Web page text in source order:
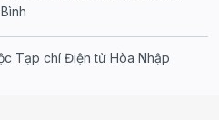
Tạp chí Điện tử Hòa Nhập